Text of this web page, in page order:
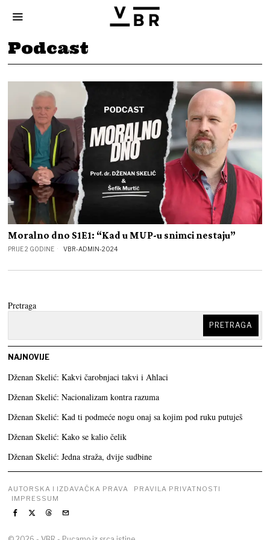
Podcast
Moralno dno S1E1: “Kad u MUP-u snimci nestaju”
PRIJE 2 GODINE VBR-ADMIN-2024
Pretraga
PRETRAGA
NAJNOVIJE
Dženan Skelić: Kakvi čarobnjaci takvi i Ahlaci
Dženan Skelić: Nacionalizam kontra razuma
Dženan Skelić: Kad ti podmeće nogu onaj sa kojim pod ruku putuješ
Dženan Skelić: Kako se kalio čelik
Dženan Skelić: Jedna straža, dvije sudbine
AUTORSKA I IZDAVAČKA PRAVA
PRAVILA PRIVATNOSTI
IMPRESSUM